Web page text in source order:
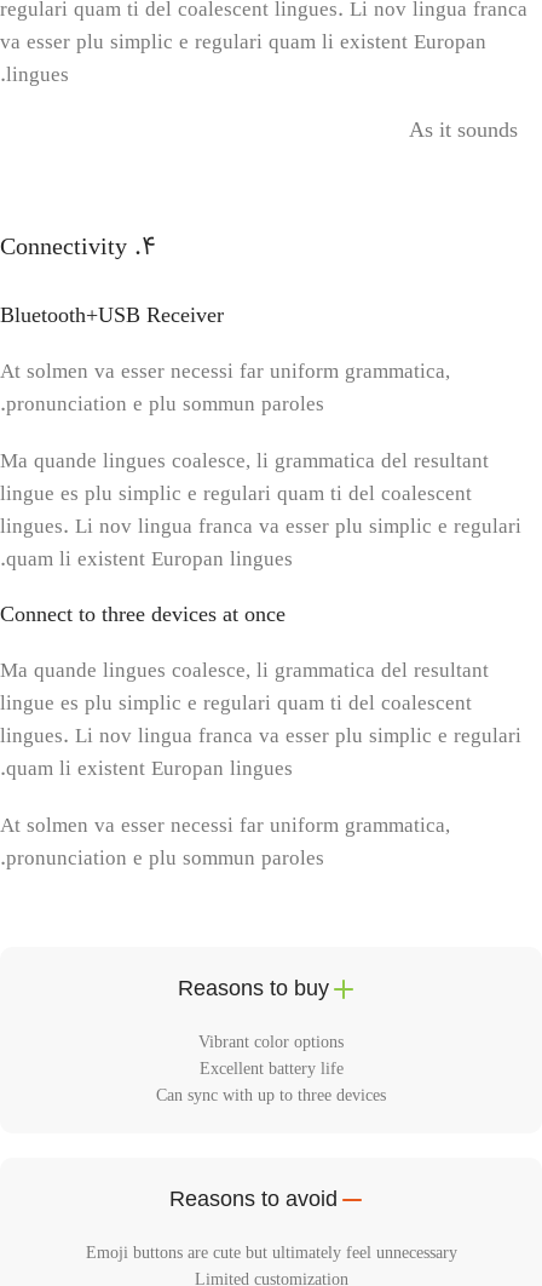
regulari quam ti del coalescent lingues. Li nov lingua franca
va esser plu simplic e regulari quam li existent Europan
lingues.
As it sounds
4. Connectivity
Bluetooth+USB Receiver
At solmen va esser necessi far uniform grammatica,
pronunciation e plu sommun paroles.
Ma quande lingues coalesce, li grammatica del resultant
lingue es plu simplic e regulari quam ti del coalescent
lingues. Li nov lingua franca va esser plu simplic e regulari
quam li existent Europan lingues.
Connect to three devices at once
Ma quande lingues coalesce, li grammatica del resultant
lingue es plu simplic e regulari quam ti del coalescent
lingues. Li nov lingua franca va esser plu simplic e regulari
quam li existent Europan lingues.
At solmen va esser necessi far uniform grammatica,
pronunciation e plu sommun paroles.
Reasons to buy
Vibrant color options
Excellent battery life
Can sync with up to three devices
Reasons to avoid
Emoji buttons are cute but ultimately feel unnecessary
Limited customization